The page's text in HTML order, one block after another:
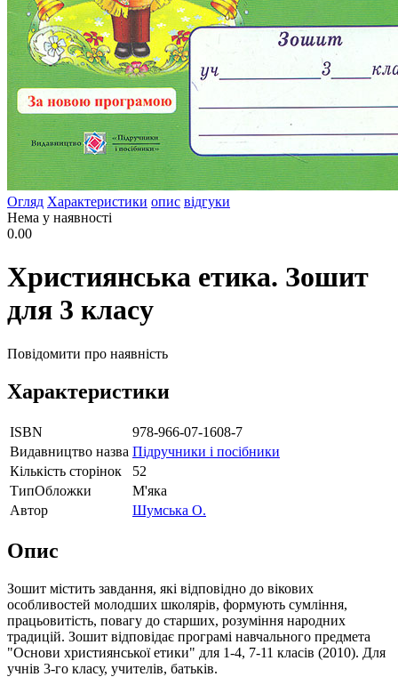
Огляд Характеристики опис відгуки
Нема у наявності
0.00
Християнська етика. Зошит
для 3 класу
Повідомити про наявність
Характеристики
ISBN
978-966-07-1608-7
Видавництво назва Підручники і посібники
Кількість сторінок
52
ТипОбложки
М'яка
Автор
Шумська О.
Опис
Зошит містить завдання, які відповідно до вікових
особливостей молодших школярів, формують сумління,
працьовитість, повагу до старших, розуміння народних
традицій. Зошит відповідає програмі навчального предмета
"Основи християнської етики" для 1-4, 7-11 класів (2010). Для
учнів 3-го класу, учителів, батьків.